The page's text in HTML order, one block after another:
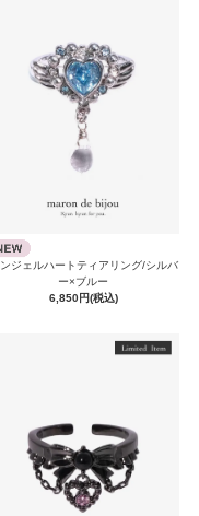
ジェルハートティアリング/シルバ
ー×ブルー
6,850円(税込)